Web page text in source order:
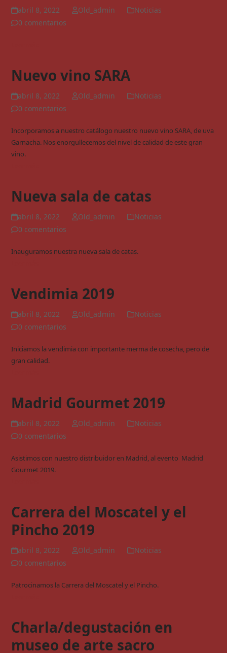
abril 8, 2022 Old_admin
Noticias
0 comentarios
Nuevo vino SARA
abril 8, 2022 Old_admin
Noticias
0 comentarios
Incorporamos a nuestro catálogo nuestro nuevo vino SARA, de uva
Garnacha. Nos enorgullecemos del nivel de calidad de este gran
vino.
Nueva sala de catas
abril 8, 2022 Old_admin
Noticias
0 comentarios
Inauguramos nuestra nueva sala de catas.
Vendimia 2019
abril 8, 2022 Old_admin
Noticias
0 comentarios
Iniciamos la vendimia con importante merma de cosecha, pero de
gran calidad.
Madrid Gourmet 2019
abril 8, 2022 Old_admin
Noticias
0 comentarios
Asistimos con nuestro distribuidor en Madrid, al evento Madrid
Gourmet 2019.
Carrera del Moscatel y el
Pincho 2019
abril 8, 2022 Old_admin
Noticias
0 comentarios
Patrocinamos la Carrera del Moscatel y el Pincho.
Charla/degustación en
museo de arte sacro